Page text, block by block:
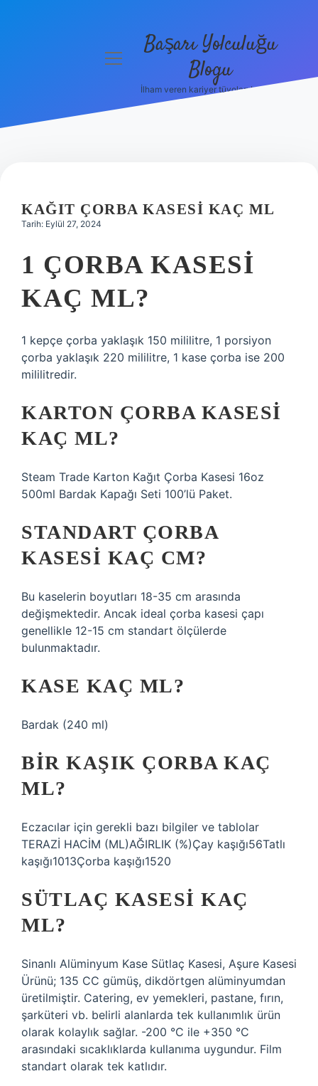
Hakkımızda
menüyüBaşarı Yolculuğu
Blogu
İlham veren kariyer tüyoları burada!
KAĞIT ÇORBA KASESI KAÇ ML
Tarih: Eylül 27, 2024
1 ÇORBA KASESI
KAÇ ML?
1 kepçe çorba yaklaşık 150 mililitre, 1 porsiyon
çorba yaklaşık 220 mililitre, 1 kase çorba ise 200
mililitredir.
KARTON ÇORBA KASESI
KAÇ ML?
Steam Trade Karton Kağıt Çorba Kasesi 16oz
500ml Bardak Kapağı Seti 100’lü Paket.
STANDART ÇORBA
KASESI KAÇ CM?
Bu kaselerin boyutları 18-35 cm arasında
değişmektedir. Ancak ideal çorba kasesi çapı
genellikle 12-15 cm standart ölçülerde
bulunmaktadır.
KASE KAÇ ML?
Bardak (240 ml)
BIR KAŞIK ÇORBA KAÇ
ML?
Eczacılar için gerekli bazı bilgiler ve tablolar
TERAZİ HACİM (ML)AĞIRLIK (%)Çay kaşığı56Tatlı
kaşığı1013Çorba kaşığı1520
SÜTLAÇ KASESI KAÇ
ML?
Sinanlı Alüminyum Kase Sütlaç Kasesi, Aşure Kasesi
Ürünü; 135 CC gümüş, dikdörtgen alüminyumdan
üretilmiştir. Catering, ev yemekleri, pastane, fırın,
şarküteri vb. belirli alanlarda tek kullanımlık ürün
olarak kolaylık sağlar. -200 °C ile +350 °C
arasındaki sıcaklıklarda kullanıma uygundur. Film
standart olarak tek katlıdır.